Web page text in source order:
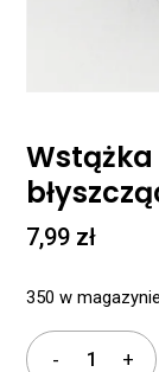
Wstążka
7,99 zł
350 w magazynie